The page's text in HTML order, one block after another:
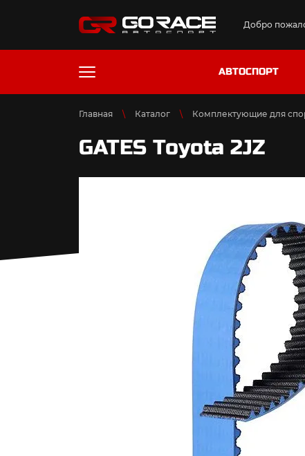
Добро
АВТОСПОРТ
Главная Каталог Комплектующие для
GATES Toyota 2JZ